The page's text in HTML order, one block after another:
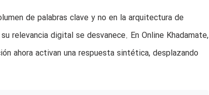
de palabras clave y no en la arquitectura de
relevancia digital se desvanece. En Online Khadamate,
ahora activan una respuesta sintética, desplazando